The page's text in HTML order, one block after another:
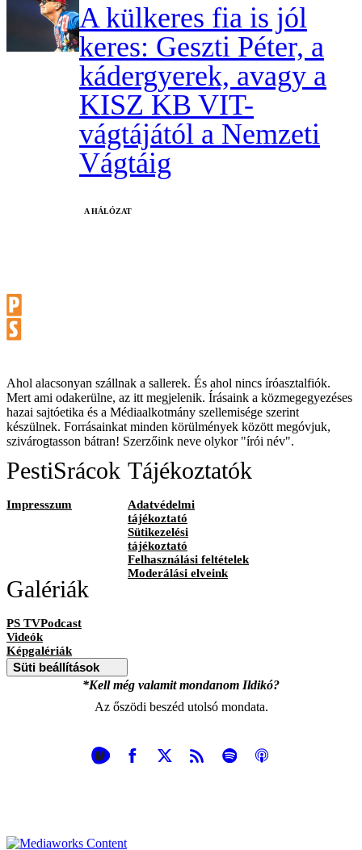
A külkeres fia is jól
keres: Geszti Péter, a
kádergyerek, avagy a
KISZ KB VIT-
vágtájától a Nemzeti
Vágtáig
A HÁLÓZAT
Ahol alacsonyan szállnak a sallerek. És ahol nincs íróasztalfiók.
Mert ami odakerülne, az itt megjelenik. Írásaink a közmegegyezéses
hazai sajtóetika és a Médiaalkotmány szellemisége szerint
készülnek. Forrásainkat minden körülmények között megóvjuk,
szivárogtasson bátran! Szerzőink neve olykor "írói név".
PestiSrácok
Impresszum
Tájékoztatók
Adatvédelmi
tájékoztató
Sütikezelési
tájékoztató
Felhasználási feltételek
Moderálási elveink
Galériák
PS TVPodcast
Videók
Képgalériák
Süti beállítások
*Kell még valamit mondanom Ildikó?
Az őszödi beszéd utolsó mondata.